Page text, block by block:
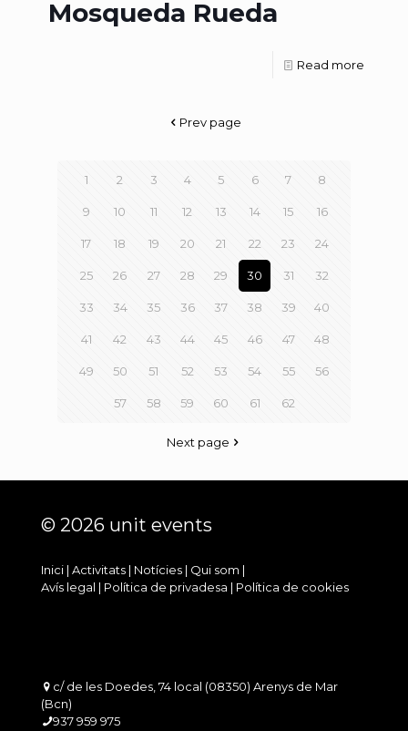
Mosqueda Rueda
Read more
Prev page
1 2 3 4 5 6 7 8
9 10 11 12 13 14 15 16
17 18 19 20 21 22 23 24
25 26 27 28 29 30 31 32
33 34 35 36 37 38 39 40
41 42 43 44 45 46 47 48
49 50 51 52 53 54 55 56
57 58 59 60 61 62
Next page
© 2026 unit events
Inici | Activitats | Notícies | Qui som |
Avís legal | Política de privadesa | Política de cookies
c/ de les Doedes, 74 local (08350) Arenys de Mar
(Bcn)
937 959 975